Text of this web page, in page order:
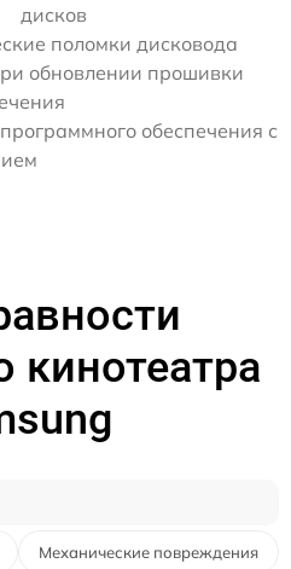
дисков
поломки дисковода
обновлении прошивки
обеспечения с
Механические повреждения